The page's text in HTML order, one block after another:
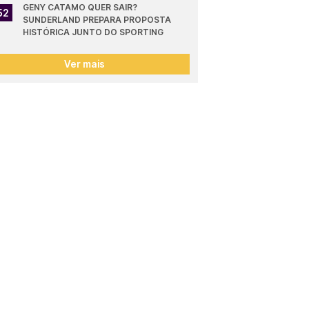
GENY CATAMO QUER SAIR?
SUNDERLAND PREPARA PROPOSTA
HISTÓRICA JUNTO DO SPORTING
Ver mais